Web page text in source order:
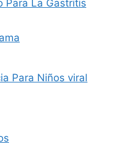
Para La Gastritis
Para Niños viral